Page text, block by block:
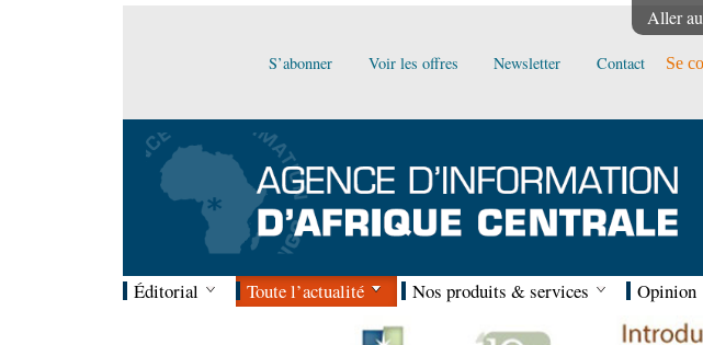
Aller
S’abonner Voir les offres Newsletter Contact Se
Éditorial Toute l’actualité Nos produits & services Opinion